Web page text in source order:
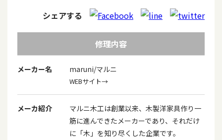
シェアする
修理内容
メーカー名 maruni/マルニ
WEBサイト→
メーカ紹介
マルニ木工は創業以来、木製洋家具作り一
筋に進んできたメーカーであり、それだけ
に「木」を知り尽くした企業です。